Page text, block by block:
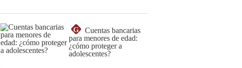
G
Cuentas bancarias
para menores de edad:
¿cómo proteger a
adolescentes?